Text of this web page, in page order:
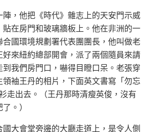
，他把《時代》雜志上的天安門示威
貼在房門和玻璃牆板上。他在非洲的一
國環境規劃署代表團團長，他叫做老
好來紐約總部開會，派了兩個隨員來請
我們房門口，嚇得目瞪口呆。老張穿
袖王丹的相片，下面英文書寫「勿忘
走出去。（王丹那時清瘦英俊，沒有
。）
大會堂旁邊的大廳走道上，是令人側